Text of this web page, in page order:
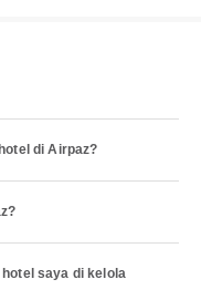
di Airpaz?
saya di kelola